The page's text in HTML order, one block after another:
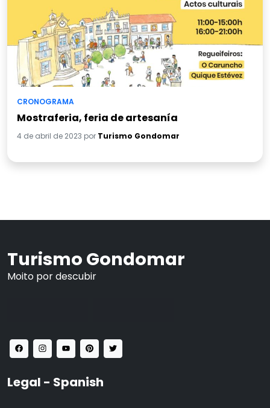
CRONOGRAMA
Mostraferia, feria de artesanía
4 de abril de 2023 por Turismo Gondomar
Turismo Gondomar
Moito por descubir
Legal - Spanish